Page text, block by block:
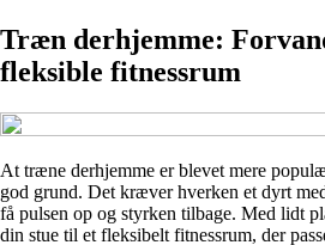
Træn derhjemme:
fleksible fitnessrum
At træne derhjemme er blevet mere
god grund. Det kræver hverken et dyrt
få pulsen op og styrken tilbage. Med lidt
din stue til et fleksibelt fitnessrum, der